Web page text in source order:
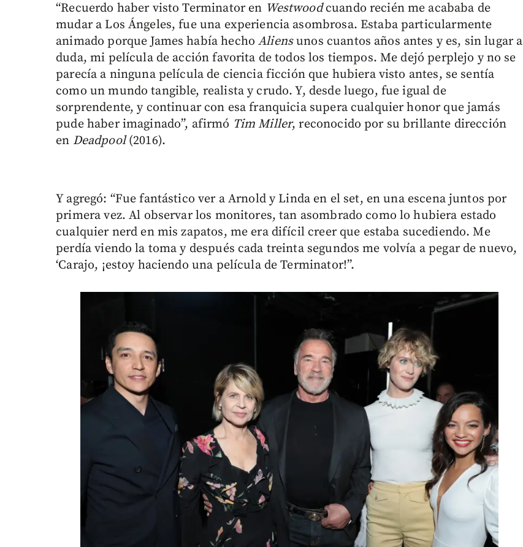
“Recuerdo haber visto Terminator en Westwoodcuando recién me acababa de
mudar a Los Ángeles, fue una experiencia asombrosa. Estaba particularmente
animado porque James había hechoAliensunos cuantos años antes y es, sin lugar a
duda, mi película de acción favorita de todos los tiempos. Me dejó perplejo y no se
parecía a ninguna película de ciencia ficción que hubiera visto antes, se sentía
como un mundo tangible, realista y crudo. Y, desde luego, fue igual de
sorprendente, y continuar con esa franquicia supera cualquier honor que jamás
pude haber imaginado”, afirmó Tim Miller, reconocido por su brillante dirección
en Deadpool(2016).
Y agregó: “Fue fantástico ver a Arnold y Linda en el set, en una escena juntos por
primera vez. Al observar los monitores, tan asombrado como lo hubiera estado
cualquier nerd en mis zapatos, me era difícil creer que estaba sucediendo. Me
perdía viendo la toma y después cada treinta segundos me volvía a pegar de nuevo,
‘Carajo, ¡estoy haciendo una película de Terminator!”.